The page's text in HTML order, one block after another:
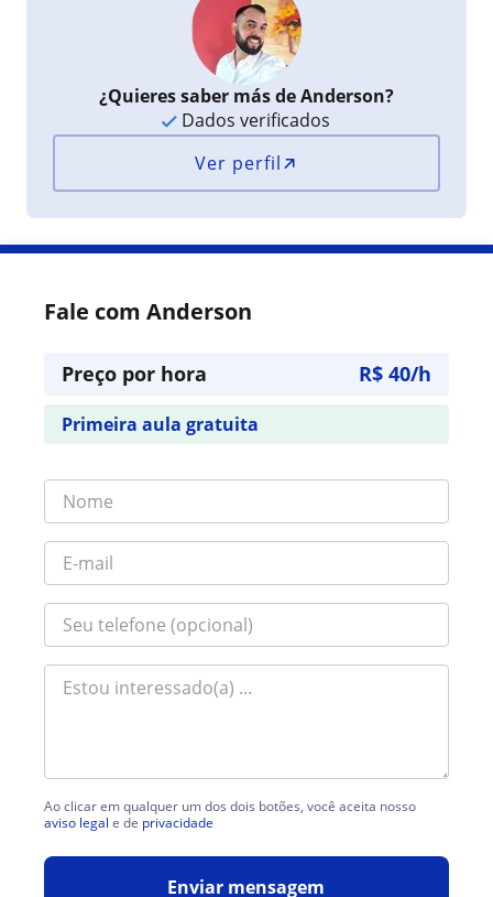
¿Quieres saber más de Anderson?
Dados verificados
Ver perfil
Fale com Anderson
Preço por hora R$ 40/h
Primeira aula gratuita
Ao clicar em qualquer um dos dois botões, você aceita nosso
aviso legal e de privacidade
Enviar mensagem